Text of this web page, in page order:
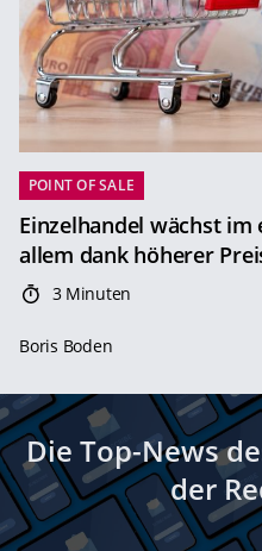
POINT OF SALE
Einzelhandel wächst
allem dank höherer
3 Minuten
Boris Boden
Die Top-News
der